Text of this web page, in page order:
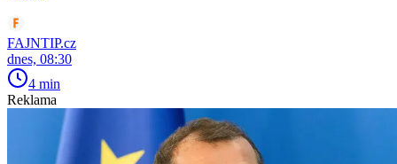
FAJNTIP.cz
dnes, 08:30
4 min
Reklama